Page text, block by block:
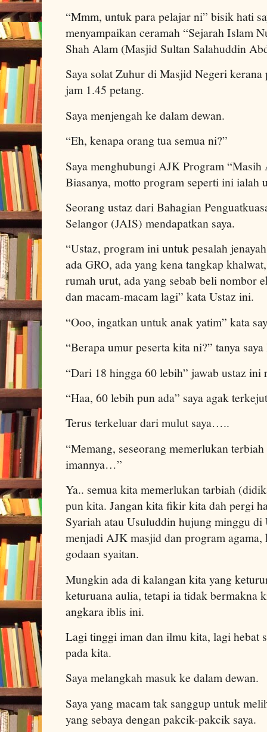
“Mmm, untuk para pelajar ni” bisik hati
menyampaikan ceramah “Sejarah Islam
Shah Alam (Masjid Sultan Salahuddin
Saya solat Zuhur di Masjid Negeri
jam 1.45 petang.
Saya menjengah ke dalam dewan.
“Eh, kenapa orang tua semua ni?”
Saya menghubungi AJK Program “Masih
Biasanya, motto program seperti ini ialah
Seorang ustaz dari Bahagian
Selangor (JAIS) mendapatkan saya.
“Ustaz, program ini untuk pesalah
ada GRO, ada yang kena tangkap
rumah urut, ada yang sebab beli nombor
dan macam-macam lagi” kata Ustaz ini.
“Ooo, ingatkan untuk anak yatim” kata
“Berapa umur peserta kita ni?” tanya
“Dari 18 hingga 60 lebih” jawab ustaz ini
“Haa, 60 lebih pun ada” saya agak
Terus terkeluar dari mulut saya…..
“Memang, seseorang memerlukan
imannya…”
Ya.. semua kita memerlukan tarbiah
pun kita. Jangan kita fikir kita dah pergi
Syariah atau Usuluddin hujung minggu
menjadi AJK masjid dan program agama,
godaan syaitan.
Mungkin ada di kalangan kita yang
keturuana aulia, tetapi ia tidak bermakna
angkara iblis ini.
Lagi tinggi iman dan ilmu kita, lagi hebat
pada kita.
Saya melangkah masuk ke dalam dewan.
Saya yang macam tak sanggup untuk
yang sebaya dengan pakcik-pakcik saya.